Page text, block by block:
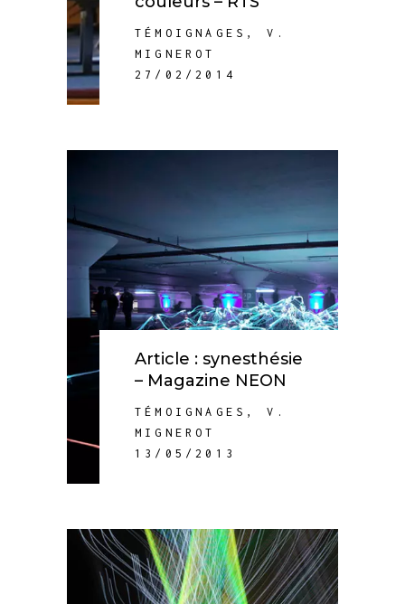
TÉMOIGNAGES , V.
MIGNEROT
27/02/2014
Article : synesthésie
– Magazine NEON
TÉMOIGNAGES , V.
MIGNEROT
13/05/2013